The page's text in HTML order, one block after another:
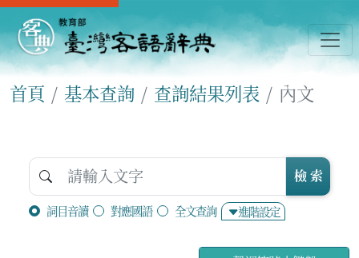
首頁 基本查詢 查詢結果列表 內文
詞目音讀 對應國語 全文查詢 進階設定
檢 索